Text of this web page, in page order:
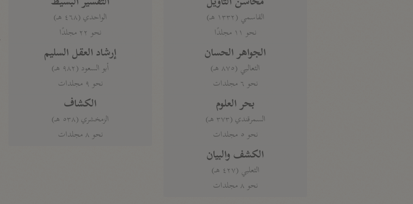
القاسمي (١٣٣٢ هـ)
نحو ١١ مجلدًا
الجواهر الحسان
الثعالبي (٨٧٥ هـ)
نحو ٦ مجلدات
بحر العلوم
السمرقندي (٣٧٣ هـ)
نحو ٥ مجلدات
الكشف والبيان
الثعلبي (٤٢٧ هـ)
نحو ٨ مجلدات
الواحدي (٤٦٨ هـ)
نحو ٢٢ مجلدًا
إرشاد العقل السليم
أبو السعود (٩٨٢ هـ)
نحو ٩ مجلدات
الكشاف
الزمخشري (٥٣٨ هـ)
نحو ٨ مجلدات